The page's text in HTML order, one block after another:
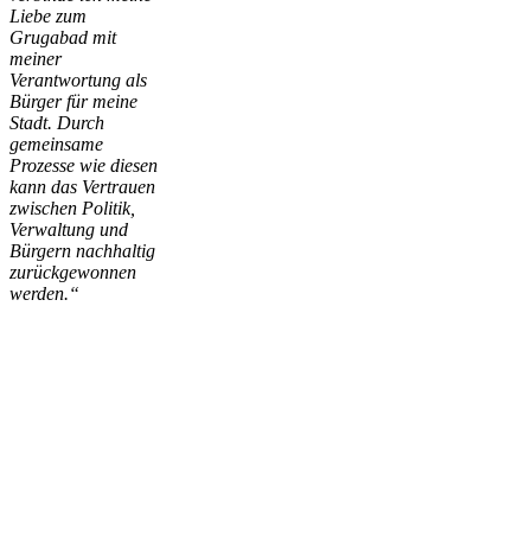
Liebe zum
Grugabad mit
meiner
Verantwortung als
Bürger für meine
Stadt. Durch
gemeinsame
Prozesse wie diesen
kann das Vertrauen
zwischen Politik,
Verwaltung und
Bürgern nachhaltig
zurückgewonnen
werden.“